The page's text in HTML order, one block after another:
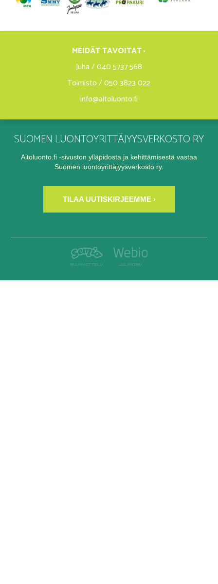
MEIDÄT TAVOITAT ›
Juha / 040 5737 568
Toimisto / 050 3823 022
info@aitoluonto.fi
SUOMEN LUONTOYRITTÄJYYSVERKOSTO RY
Aitoluonto.fi -sivuston ylläpidosta ja kehittämisestä vastaa
Suomen luontoyrittäjyysverkosto ry.
TILAA UUTISKIRJEEMME ›